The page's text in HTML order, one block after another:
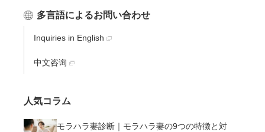
多言語によるお問い合わせ
Inquiries in English
中文咨询
人気コラム
モラハラ妻診断｜モラハラ妻の9つの特徴と対